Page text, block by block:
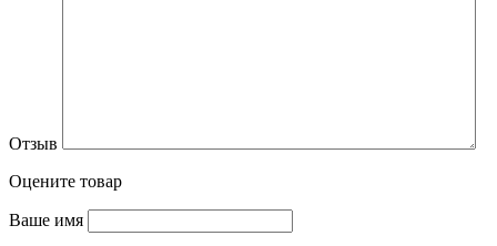
Отзыв
Оцените товар
Ваше имя